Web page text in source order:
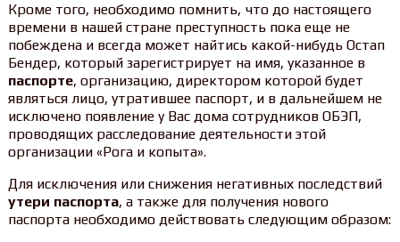
Кроме того, необходимо помнить, что до настоящего
времени в нашей стране преступность пока еще не
побеждена и всегда может найтись какой-нибудь Остап
Бендер, который зарегистрирует на имя, указанное в
паспорте, организацию, директором которой будет
являться лицо, утратившее паспорт, и в дальнейшем не
исключено появление у Вас дома сотрудников ОБЭП,
проводящих расследование деятельности этой
организации «Рога и копыта».
Для исключения или снижения негативных последствий
утери паспорта, а также для получения нового
паспорта необходимо действовать следующим образом: